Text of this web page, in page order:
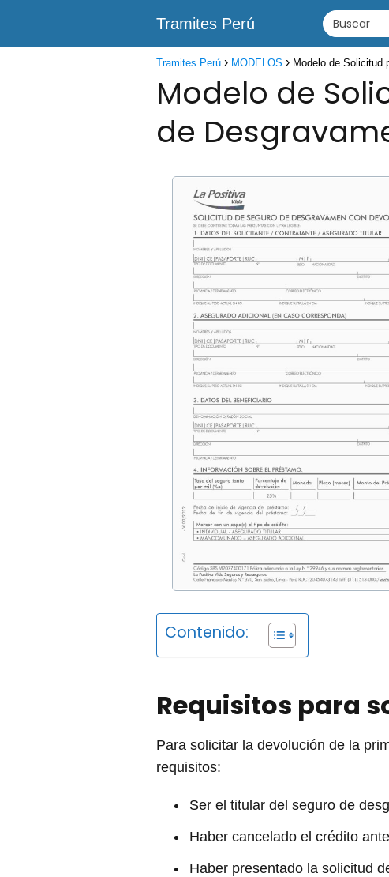
Tramites Perú
Tramites Perú MODELOS Modelo de Solicitud
Modelo de
de
Contenido:
Requisitos para
Para solicitar la devolución de la
requisitos:
Ser el titular del seguro de
Haber cancelado el crédito
Haber presentado la solicitud